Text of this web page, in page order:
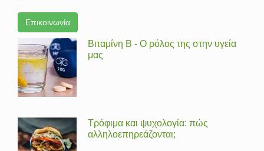
Επικοινωνία
Βιταμίνη Β - Ο ρόλος της στην υγεία
μας
Τρόφιμα και ψυχολογία: πώς
αλληλοεπηρεάζονται;